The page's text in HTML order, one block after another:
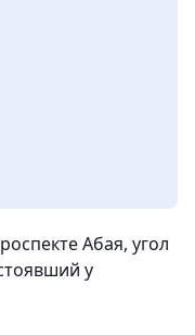
Абая, угол
у